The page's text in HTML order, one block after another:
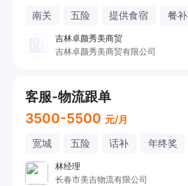
南关 五险 提供食宿 餐补
吉林卓颜秀美商贸
吉林卓颜秀美商贸有限公司
客服-物流跟单
3500-5500 元/月
宽城 五险 话补 年终奖
林经理
长春市美吉物流有限公司